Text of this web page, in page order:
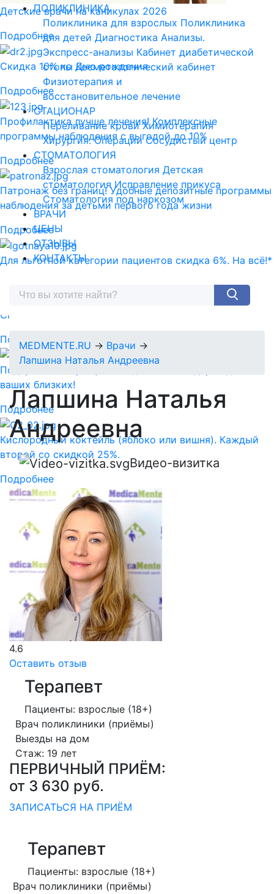
Детские врачи на каникулах 2026
Подробнее
Скидка 10% ко Дню рождения
Подробнее
Профилактика лучше лечения! Комплексные
программы наблюдения с выгодой до 10%
Подробнее
Патронаж без границ! Удобные депозитные программы
наблюдения за детьми первого года жизни
Подробнее
Для льготной категории пациентов скидка 6%. На всё!*
Спермограмма + MAR тест = 5890 руб.
Подробнее
Подарочный сертификат-идеальный подарок для
ваших близких!
Подробнее
Кислородный коктейль (яблоко или вишня). Каждый
второй со скидкой 25%.
Подробнее
ПОЛИКЛИНИКА
Поликлиника для взрослых Поликлиника
для детей Диагностика Анализы.
Экспресс-анализы Кабинет диабетической
стопы Косметологический кабинет
Физиотерапия и
восстановительное лечение
СТАЦИОНАР
Переливание крови Химиотерапия
Хирургия. Операции Сосудистый центр
СТОМАТОЛОГИЯ
Взрослая стоматология Детская
стоматология Исправление прикуса
Стоматология под наркозом
ВРАЧИ
ЦЕНЫ
ОТЗЫВЫ
КОНТАКТЫ
MEDMENTE.RU → Врачи →
Лапшина Наталья Андреевна
Лапшина Наталья
Андреевна
Видео-визитка
4.6
Оставить отзыв
Терапевт
Пациенты: взрослые (18+)
Врач поликлиники (приёмы)
Выезды на дом
Стаж: 19 лет
ПЕРВИЧНЫЙ ПРИЁМ:
от 3 630 руб.
ЗАПИСАТЬСЯ НА ПРИЁМ
Терапевт
Пациенты: взрослые (18+)
Врач поликлиники (приёмы)